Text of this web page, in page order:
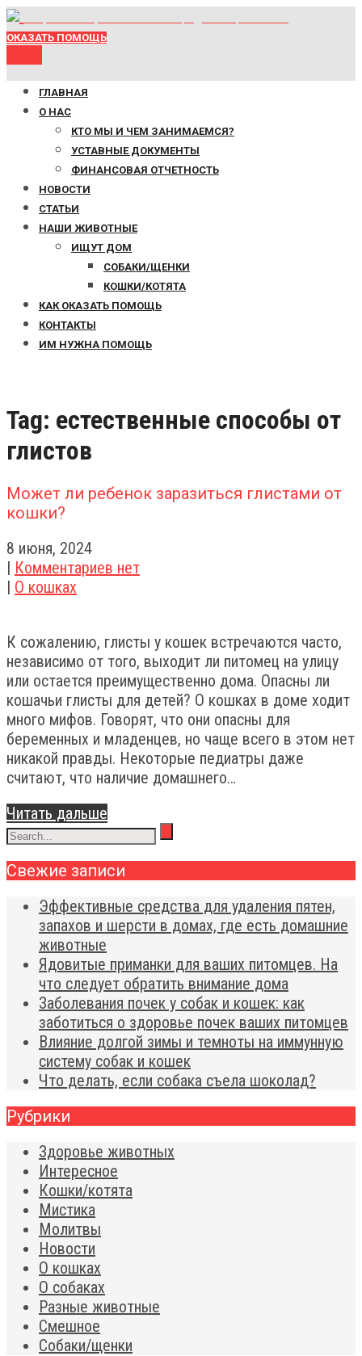
ОКАЗАТЬ ПОМОЩЬ
ГЛАВНАЯ
О НАС
КТО МЫ И ЧЕМ ЗАНИМАЕМСЯ?
УСТАВНЫЕ ДОКУМЕНТЫ
ФИНАНСОВАЯ ОТЧЕТНОСТЬ
НОВОСТИ
СТАТЬИ
НАШИ ЖИВОТНЫЕ
ИЩУТ ДОМ
СОБАКИ/ЩЕНКИ
КОШКИ/КОТЯТА
КАК ОКАЗАТЬ ПОМОЩЬ
КОНТАКТЫ
ИМ НУЖНА ПОМОЩЬ
Tag: естественные способы от
глистов
Может ли ребенок заразиться глистами от
кошки?
8 июня, 2024
| Комментариев нет
| О кошках
К сожалению, глисты у кошек встречаются часто,
независимо от того, выходит ли питомец на улицу
или остается преимущественно дома. Опасны ли
кошачьи глисты для детей? О кошках в доме ходит
много мифов. Говорят, что они опасны для
беременных и младенцев, но чаще всего в этом нет
никакой правды. Некоторые педиатры даже
считают, что наличие домашнего…
Читать дальше
Свежие записи
Эффективные средства для удаления пятен,
запахов и шерсти в домах, где есть домашние
животные
Ядовитые приманки для ваших питомцев. На
что следует обратить внимание дома
Заболевания почек у собак и кошек: как
заботиться о здоровье почек ваших питомцев
Влияние долгой зимы и темноты на иммунную
систему собак и кошек
Что делать, если собака съела шоколад?
Рубрики
Здоровье животных
Интересное
Кошки/котята
Мистика
Молитвы
Новости
О кошках
О собаках
Разные животные
Смешное
Собаки/щенки